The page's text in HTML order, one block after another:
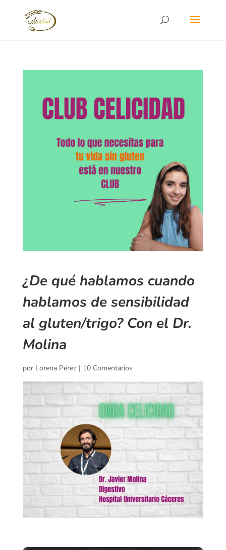
¿De qué hablamos cuando
hablamos de sensibilidad
al gluten/trigo? Con el Dr.
Molina
por Lorena Pérez | 10 Comentarios